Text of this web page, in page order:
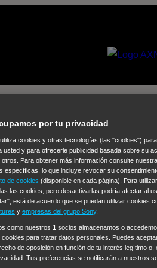
Selecciona un
Colección de
Operación: Huracán House of
Cinco en familia Hudson & Rex
y Lola High Country Los casos de
Libre de Culpa Morbius NCIS:
Chicago Fire Monarch Circuito
por tu privacidad
cookies y otras tecnologías (las "cookies")
usted y para ofrecerle publicidad basada sobre su
otros. Para obtener más información consulte nuestra
específicas, lo que incluye revocar su
de cookies (disponible en cada página). Para
las cookies, pero desactivarlas podría afectar al
está de acuerdo que se puedan utilizar cookies
y empresas del grupo Sony.
como nuestros 1 socios almacenamos o
para tratar datos personales. Puedes
de oposición en función de tu interés legítimo
Tus preferencias se notificarán a nuestros